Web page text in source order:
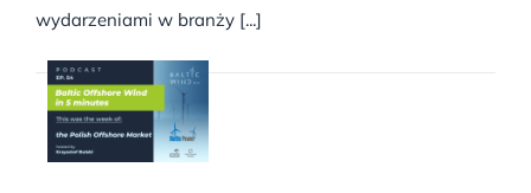
wydarzeniami w branży [...]